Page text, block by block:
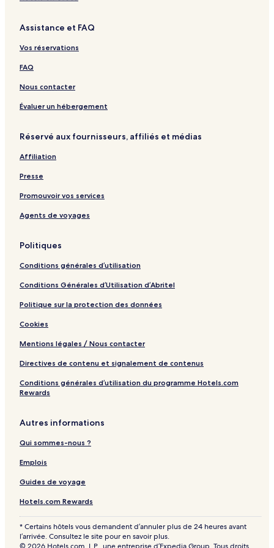
r
l
s
m
s
r
a
R
e
s
o
t
e
o
t
e
l
Assistance et FAQ
Vos réservations
FAQ
Nous contacter
Évaluer un hébergement
Réservé aux fournisseurs, affiliés et médias
Affiliation
Presse
Promouvoir vos services
Agents de voyages
Politiques
Conditions générales d’utilisation
Conditions Générales d’Utilisation d’Abritel
Politique sur la protection des données
Cookies
Mentions légales / Nous contacter
Directives de contenu et signalement de contenus
Conditions générales d’utilisation du programme Hotels.com
Rewards
Autres informations
Qui sommes-nous ?
Emplois
Guides de voyage
Hotels.com Rewards
* Certains hôtels vous demandent d’annuler plus de 24 heures avant
l’arrivée. Consultez le site pour en savoir plus.